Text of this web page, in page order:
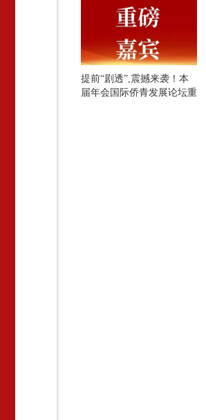
提前“剧透”,震撼来袭！本
届年会国际侨青发展论坛重